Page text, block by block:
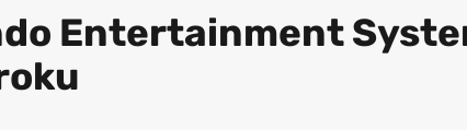
Entertainment